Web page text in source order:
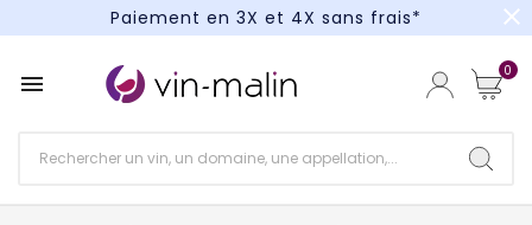
Paiement en 3X et 4X sans frais*
Paiement en 3X et 4X sans frais*
close
 0